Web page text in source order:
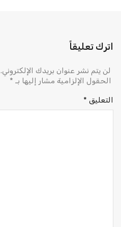
اترك تعليقاً
لن يتم نشر عنوان بريدك الإلكتروني.
الحقول الإلزامية مشار إليها بـ *
التعليق *